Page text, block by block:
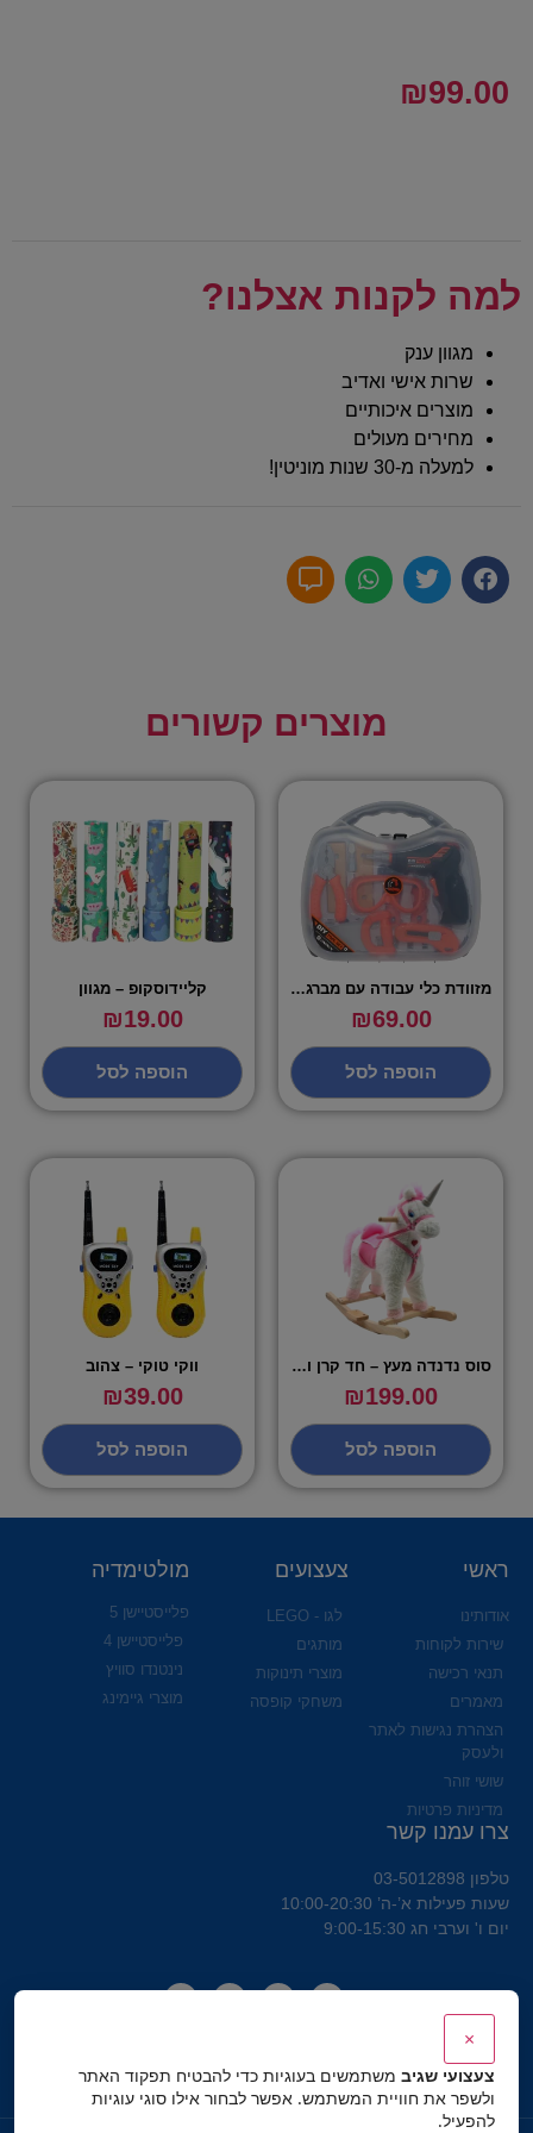
₪99.00
למה לקנות אצלנו?
מגוון ענק
שרות אישי ואדיב
מוצרים איכותיים
מחירים מעולים
למעלה מ-30 שנות מוניטין!
מוצרים קשורים
מזוודת כלי עבודה עם מברגה חשמלית – שירן
₪69.00
הוספה לסל
קליידוסקופ – מגוון
₪19.00
הוספה לסל
סוס נדנדה מעץ – חד קרן ורוד לבן
₪199.00
הוספה לסל
ווקי טוקי – צהוב
₪39.00
הוספה לסל
ראשי
אודותינו
שירות לקוחות
תנאי רכישה
מאמרים
הצהרת נגישות לאתר
ולעסק
שושי זוהר
מדיניות פרטיות
צעצועים
לגו - LEGO
מותגים
מוצרי תינוקות
משחקי קופסה
מולטימדיה
פלייסטיישן 5
פלייסטיישן 4
נינטנדו סוויץ
מוצרי גיימינג
צרו עמנו קשר
טלפון 03-5012898
שעות פעילות א’-ה’ 10:00-20:30
יום ו' וערבי חג 9:00-15:30
×
צעצועי שגיב משתמשים בעוגיות כדי להבטיח תפקוד האתר
ולשפר את חוויית המשתמש. אפשר לבחור אילו סוגי עוגיות
להפעיל.